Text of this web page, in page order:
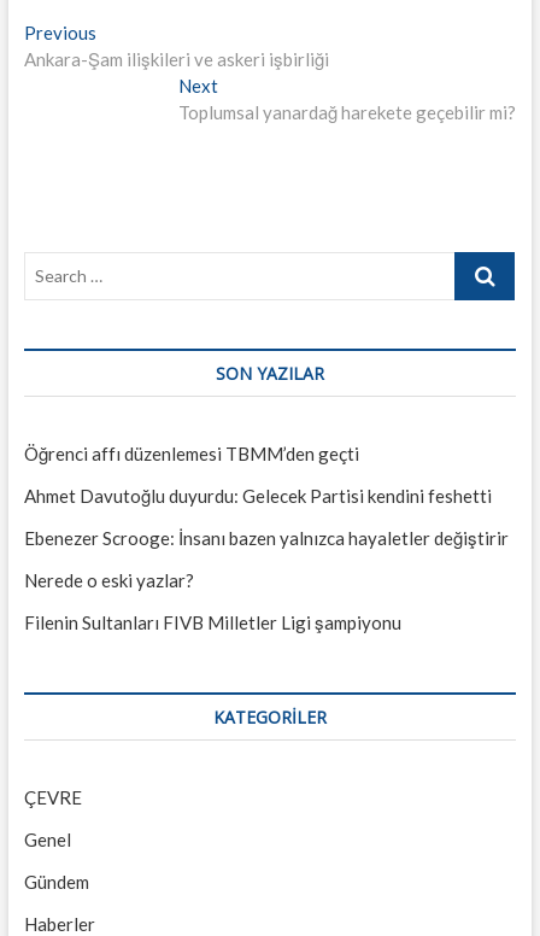
Yazı
gezinmesi
PreviousPrevious
post:
Ankara-Şam ilişkileri ve askeri işbirliği
NextNext
post:
Toplumsal yanardağ harekete geçebilir mi?
Search
SON YAZILAR
Öğrenci affı düzenlemesi TBMM’den geçti
Ahmet Davutoğlu duyurdu: Gelecek Partisi kendini feshetti
Ebenezer Scrooge: İnsanı bazen yalnızca hayaletler değiştirir
Nerede o eski yazlar?
Filenin Sultanları FIVB Milletler Ligi şampiyonu
KATEGORILER
ÇEVRE
Genel
Gündem
Haberler